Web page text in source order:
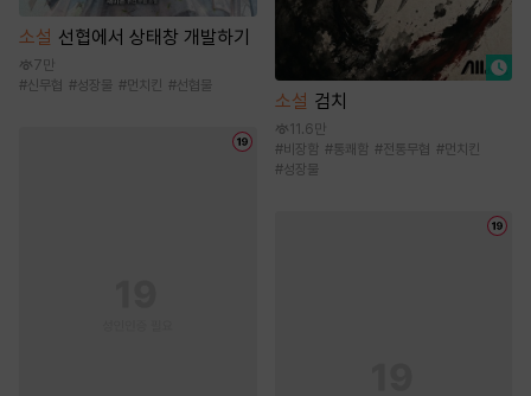
소설 선협에서 상태창 개발하기
7만
#신무협 #성장물 #먼치킨 #선협물
소설 검치
11.6만
#비장함 #통쾌함 #전통무협 #먼치킨
#성장물